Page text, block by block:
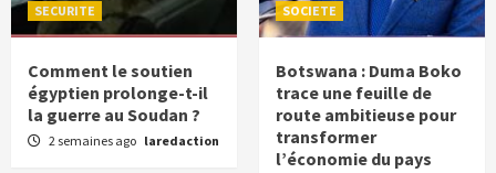
SECURITE
Comment le soutien
égyptien prolonge-t-il
la guerre au Soudan ?
2 semaines ago laredaction
SOCIETE
Botswana : Duma Boko
trace une feuille de
route ambitieuse pour
transformer
l’économie du pays